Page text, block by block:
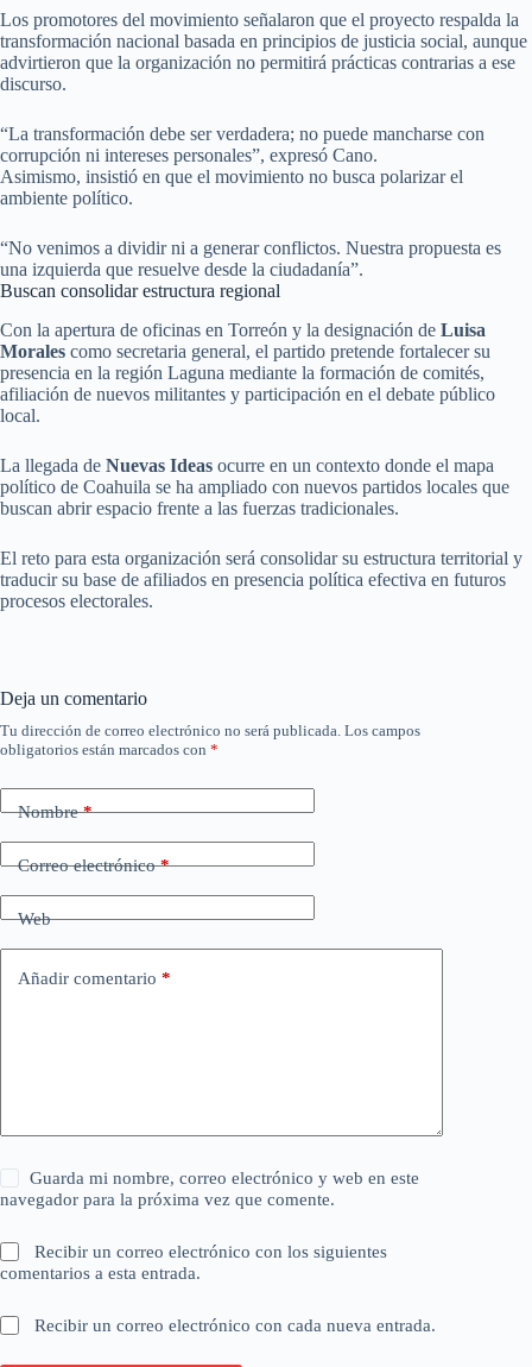
Los promotores del movimiento señalaron que el proyecto respalda la
transformación nacional basada en principios de justicia social, aunque
advirtieron que la organización no permitirá prácticas contrarias a ese
discurso.
“La transformación debe ser verdadera; no puede mancharse con
corrupción ni intereses personales”, expresó Cano.
Asimismo, insistió en que el movimiento no busca polarizar el
ambiente político.
“No venimos a dividir ni a generar conflictos. Nuestra propuesta es
una izquierda que resuelve desde la ciudadanía”.
Buscan consolidar estructura regional
Con la apertura de oficinas en Torreón y la designación de Luisa
Morales como secretaria general, el partido pretende fortalecer su
presencia en la región Laguna mediante la formación de comités,
afiliación de nuevos militantes y participación en el debate público
local.
La llegada de Nuevas Ideas ocurre en un contexto donde el mapa
político de Coahuila se ha ampliado con nuevos partidos locales que
buscan abrir espacio frente a las fuerzas tradicionales.
El reto para esta organización será consolidar su estructura territorial y
traducir su base de afiliados en presencia política efectiva en futuros
procesos electorales.
Deja un comentario
Tu dirección de correo electrónico no será publicada. Los campos
obligatorios están marcados con *
Nombre*
Correo electrónico*
Web
Añadir comentario *
Guarda mi nombre, correo electrónico y web en este
navegador para la próxima vez que comente.
Recibir un correo electrónico con los siguientes
comentarios a esta entrada.
Recibir un correo electrónico con cada nueva entrada.